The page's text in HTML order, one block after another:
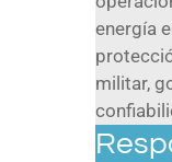
energía
militar,